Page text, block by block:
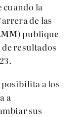
cuando la
de las
) publique
resultados
a los
a
sus